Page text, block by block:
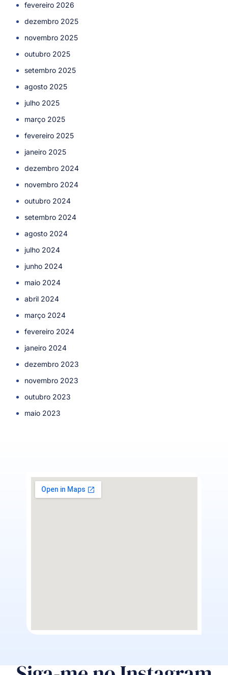
fevereiro 2026
dezembro 2025
novembro 2025
outubro 2025
setembro 2025
agosto 2025
julho 2025
março 2025
fevereiro 2025
janeiro 2025
dezembro 2024
novembro 2024
outubro 2024
setembro 2024
agosto 2024
julho 2024
junho 2024
maio 2024
abril 2024
março 2024
fevereiro 2024
janeiro 2024
dezembro 2023
novembro 2023
outubro 2023
maio 2023